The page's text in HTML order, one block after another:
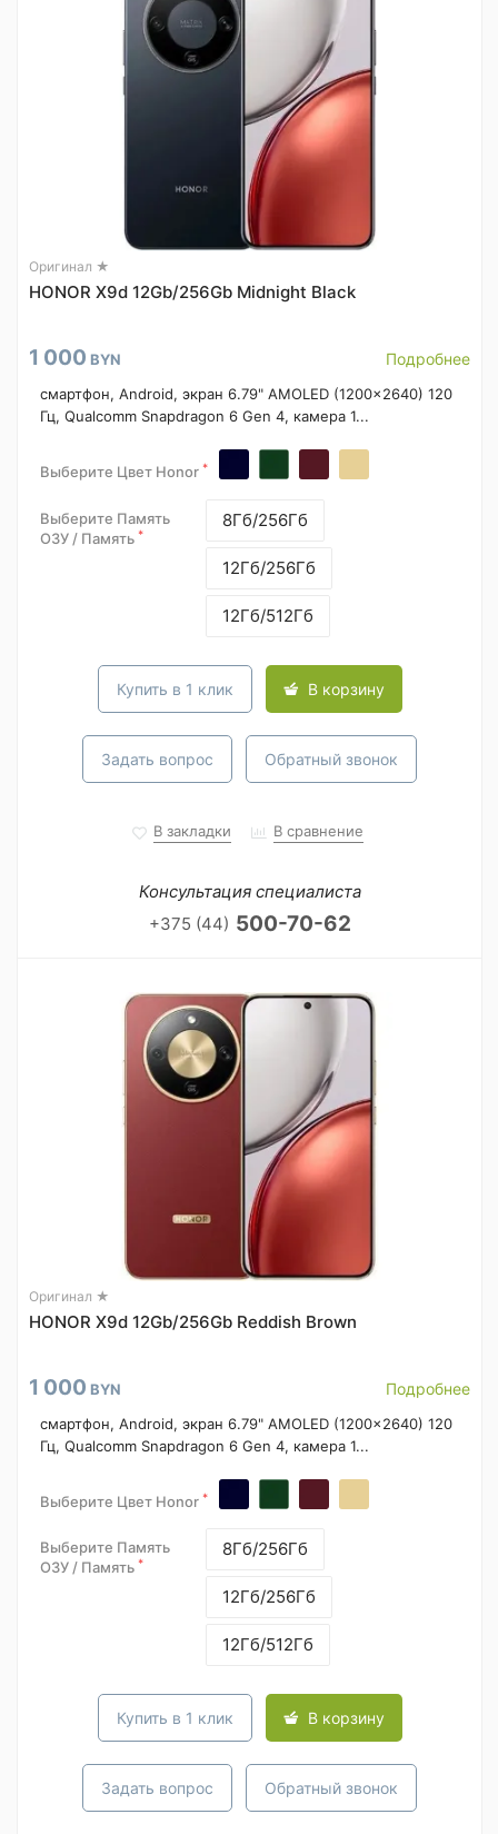
Оригинал ★
HONOR X9d 12Gb/256Gb Midnight Black
1 000 BYN Подробнее
смартфон, Android, экран 6.79" AMOLED (1200x2640) 120
Гц, Qualcomm Snapdragon 6 Gen 4, камера 1...
Выберите Цвет Honor *
Выберите Память
ОЗУ / Память *
8Гб/256Гб
12Гб/256Гб
12Гб/512Гб
Купить в 1 клик В корзину
Задать вопрос Обратный звонок
В закладки В сравнение
Консультация специалиста
+375 (44) 500-70-62
Оригинал ★
HONOR X9d 12Gb/256Gb Reddish Brown
1 000 BYN Подробнее
смартфон, Android, экран 6.79" AMOLED (1200x2640) 120
Гц, Qualcomm Snapdragon 6 Gen 4, камера 1...
Выберите Цвет Honor *
Выберите Память
ОЗУ / Память *
8Гб/256Гб
12Гб/256Гб
12Гб/512Гб
Купить в 1 клик В корзину
Задать вопрос Обратный звонок